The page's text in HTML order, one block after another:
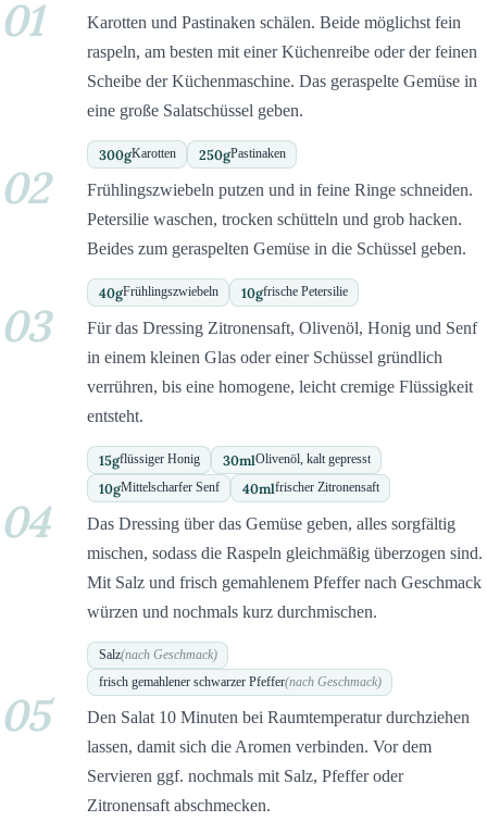
01
Karotten und Pastinaken schälen. Beide möglichst fein
raspeln, am besten mit einer Küchenreibe oder der feinen
Scheibe der Küchenmaschine. Das geraspelte Gemüse in
eine große Salatschüssel geben.
300gKarotten 250gPastinaken
02
Frühlingszwiebeln putzen und in feine Ringe schneiden.
Petersilie waschen, trocken schütteln und grob hacken.
Beides zum geraspelten Gemüse in die Schüssel geben.
40gFrühlingszwiebeln 10gfrische Petersilie
03
Für das Dressing Zitronensaft, Olivenöl, Honig und Senf
in einem kleinen Glas oder einer Schüssel gründlich
verrühren, bis eine homogene, leicht cremige Flüssigkeit
entsteht.
15gflüssiger Honig 30mlOlivenöl, kalt gepresst
10gMittelscharfer Senf 40mlfrischer Zitronensaft
04
Das Dressing über das Gemüse geben, alles sorgfältig
mischen, sodass die Raspeln gleichmäßig überzogen sind.
Mit Salz und frisch gemahlenem Pfeffer nach Geschmack
würzen und nochmals kurz durchmischen.
Salz(nach Geschmack)
frisch gemahlener schwarzer Pfeffer(nach Geschmack)
05
Den Salat 10 Minuten bei Raumtemperatur durchziehen
lassen, damit sich die Aromen verbinden. Vor dem
Servieren ggf. nochmals mit Salz, Pfeffer oder
Zitronensaft abschmecken.